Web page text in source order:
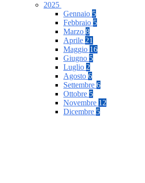
2025
Gennaio 5
Febbraio 5
Marzo 8
Aprile 21
Maggio 16
Giugno 5
Luglio 2
Agosto 6
Settembre 6
Ottobre 5
Novembre 12
Dicembre 5